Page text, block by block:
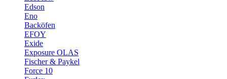
Edson
Eno
Backöfen
EFOY
Exide
Exposure OLAS
Fischer & Paykel
Force 10